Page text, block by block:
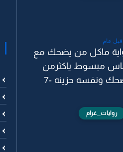
قبل عام
ماكل من يضحك مع
مبسوط ياكثرمن
ونفسه حزينه -7
روايات_غرام